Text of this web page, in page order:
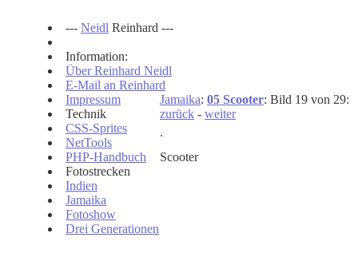
--- Neidl Reinhard ---
Information:
Über Reinhard Neidl
E-Mail an Reinhard
Impressum
Technik
CSS-Sprites
NetTools
PHP-Handbuch
Fotostrecken
Indien
Jamaika
Fotoshow
Drei Generationen
Jamaika: 05 Scooter: Bild 19 von 29:
zurück - weiter
Scooter